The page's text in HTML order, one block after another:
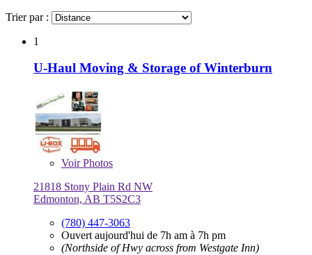
Trier par :
1
U-Haul Moving & Storage of Winterburn
VoirPhotos
21818 Stony Plain Rd NW
Edmonton, AB T5S2C3
(780) 447-3063
Ouvert aujourd'hui de 7h am à 7h pm
(Northside of Hwy across from Westgate Inn)